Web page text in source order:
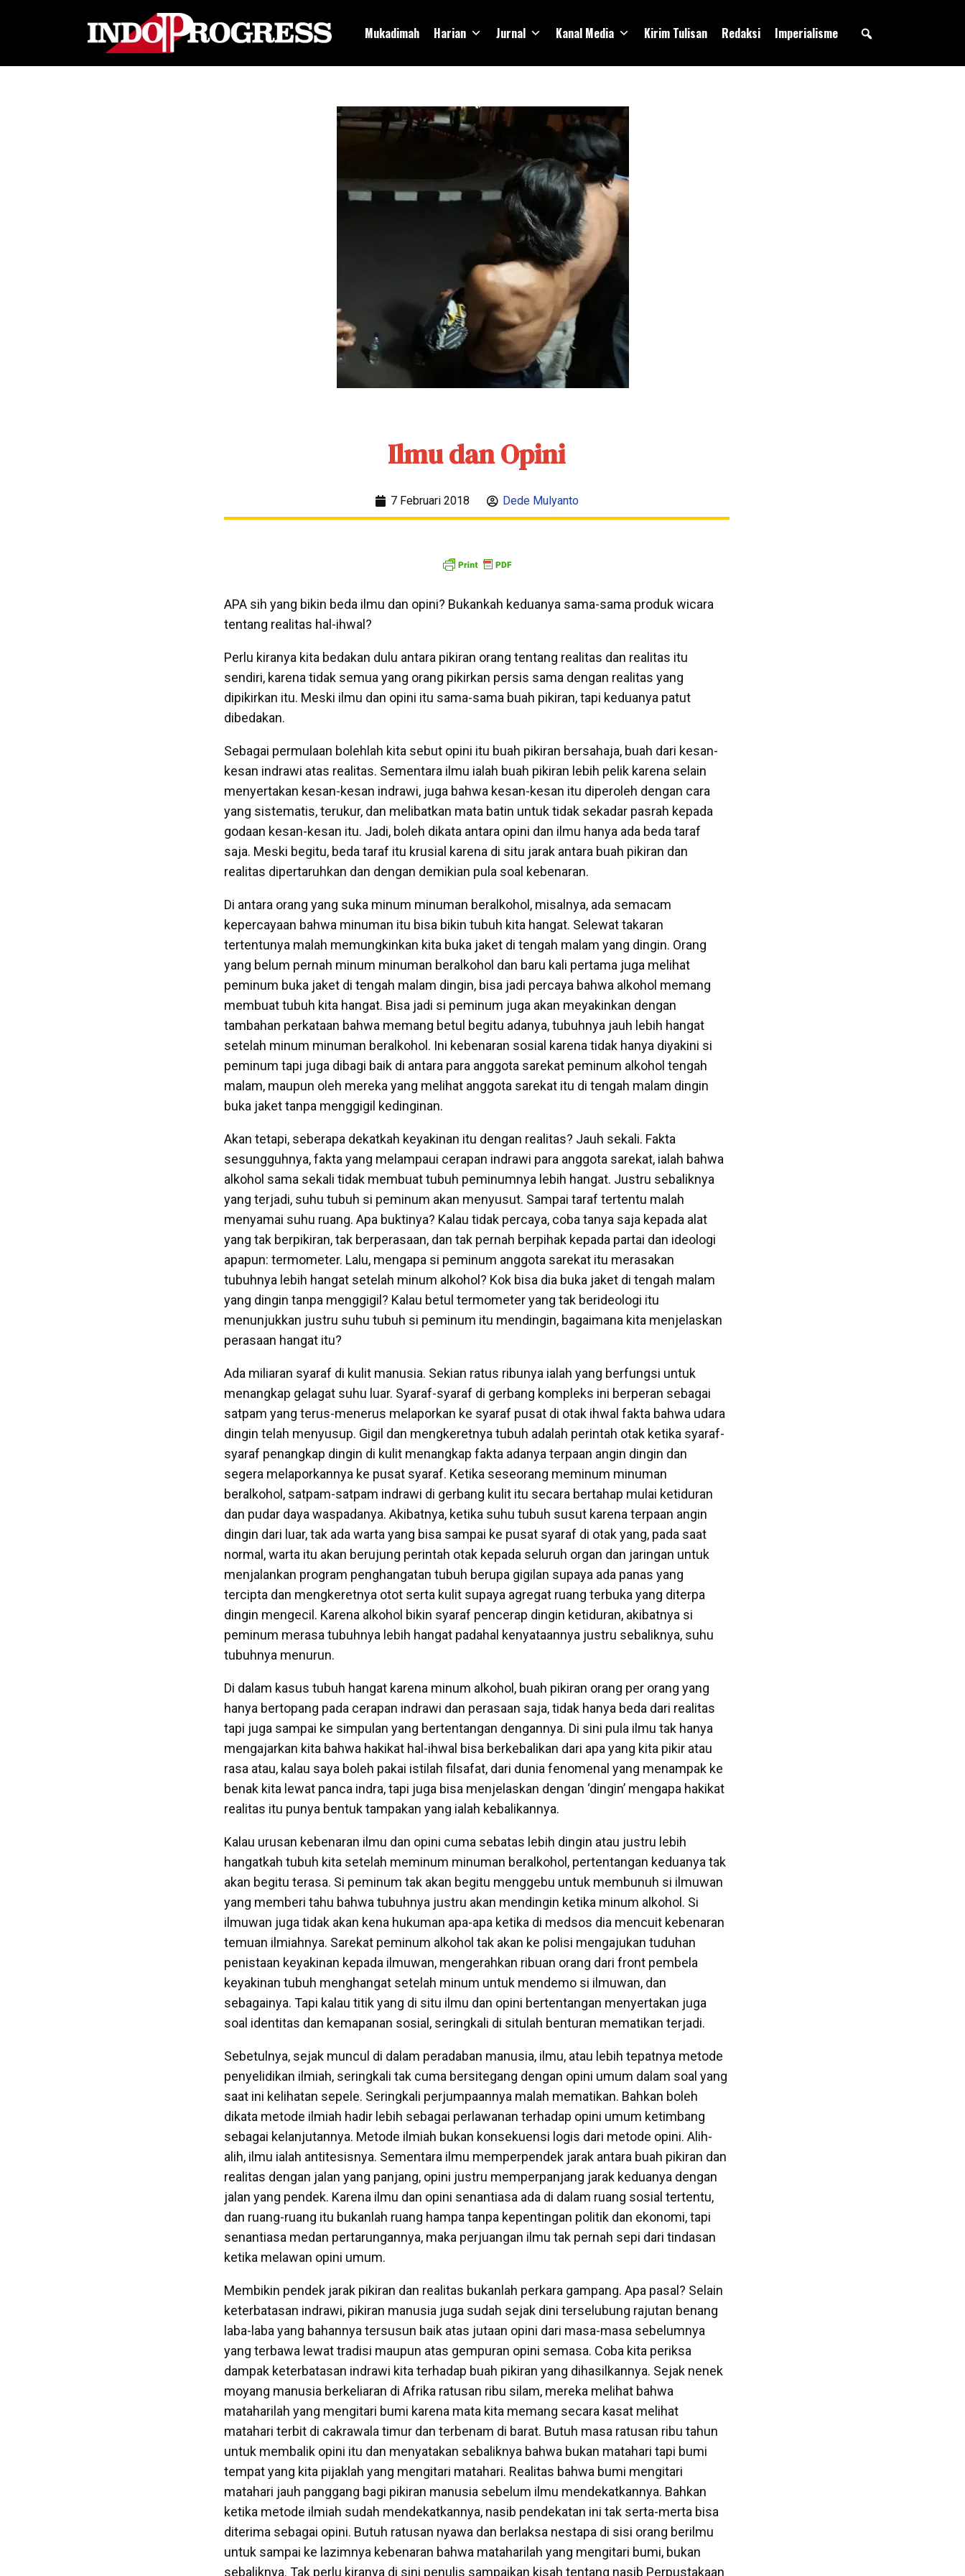
Mukadimah Harian Jurnal Kanal Media Kirim Tulisan Redaksi Imperialisme
Ilmu dan Opini
7 Februari 2018 Dede Mulyanto
APA sih yang bikin beda ilmu dan opini? Bukankah keduanya sama-sama produk wicara
tentang realitas hal-ihwal?
Perlu kiranya kita bedakan dulu antara pikiran orang tentang realitas dan realitas itu
sendiri, karena tidak semua yang orang pikirkan persis sama dengan realitas yang
dipikirkan itu. Meski ilmu dan opini itu sama-sama buah pikiran, tapi keduanya patut
dibedakan.
Sebagai permulaan bolehlah kita sebut opini itu buah pikiran bersahaja, buah dari kesan-
kesan indrawi atas realitas. Sementara ilmu ialah buah pikiran lebih pelik karena selain
menyertakan kesan-kesan indrawi, juga bahwa kesan-kesan itu diperoleh dengan cara
yang sistematis, terukur, dan melibatkan mata batin untuk tidak sekadar pasrah kepada
godaan kesan-kesan itu. Jadi, boleh dikata antara opini dan ilmu hanya ada beda taraf
saja. Meski begitu, beda taraf itu krusial karena di situ jarak antara buah pikiran dan
realitas dipertaruhkan dan dengan demikian pula soal kebenaran.
Di antara orang yang suka minum minuman beralkohol, misalnya, ada semacam
kepercayaan bahwa minuman itu bisa bikin tubuh kita hangat. Selewat takaran
tertentunya malah memungkinkan kita buka jaket di tengah malam yang dingin. Orang
yang belum pernah minum minuman beralkohol dan baru kali pertama juga melihat
peminum buka jaket di tengah malam dingin, bisa jadi percaya bahwa alkohol memang
membuat tubuh kita hangat. Bisa jadi si peminum juga akan meyakinkan dengan
tambahan perkataan bahwa memang betul begitu adanya, tubuhnya jauh lebih hangat
setelah minum minuman beralkohol. Ini kebenaran sosial karena tidak hanya diyakini si
peminum tapi juga dibagi baik di antara para anggota sarekat peminum alkohol tengah
malam, maupun oleh mereka yang melihat anggota sarekat itu di tengah malam dingin
buka jaket tanpa menggigil kedinginan.
Akan tetapi, seberapa dekatkah keyakinan itu dengan realitas? Jauh sekali. Fakta
sesungguhnya, fakta yang melampaui cerapan indrawi para anggota sarekat, ialah bahwa
alkohol sama sekali tidak membuat tubuh peminumnya lebih hangat. Justru sebaliknya
yang terjadi, suhu tubuh si peminum akan menyusut. Sampai taraf tertentu malah
menyamai suhu ruang. Apa buktinya? Kalau tidak percaya, coba tanya saja kepada alat
yang tak berpikiran, tak berperasaan, dan tak pernah berpihak kepada partai dan ideologi
apapun: termometer. Lalu, mengapa si peminum anggota sarekat itu merasakan
tubuhnya lebih hangat setelah minum alkohol? Kok bisa dia buka jaket di tengah malam
yang dingin tanpa menggigil? Kalau betul termometer yang tak berideologi itu
menunjukkan justru suhu tubuh si peminum itu mendingin, bagaimana kita menjelaskan
perasaan hangat itu?
Ada miliaran syaraf di kulit manusia. Sekian ratus ribunya ialah yang berfungsi untuk
menangkap gelagat suhu luar. Syaraf-syaraf di gerbang kompleks ini berperan sebagai
satpam yang terus-menerus melaporkan ke syaraf pusat di otak ihwal fakta bahwa udara
dingin telah menyusup. Gigil dan mengkeretnya tubuh adalah perintah otak ketika syaraf-
syaraf penangkap dingin di kulit menangkap fakta adanya terpaan angin dingin dan
segera melaporkannya ke pusat syaraf. Ketika seseorang meminum minuman
beralkohol, satpam-satpam indrawi di gerbang kulit itu secara bertahap mulai ketiduran
dan pudar daya waspadanya. Akibatnya, ketika suhu tubuh susut karena terpaan angin
dingin dari luar, tak ada warta yang bisa sampai ke pusat syaraf di otak yang, pada saat
normal, warta itu akan berujung perintah otak kepada seluruh organ dan jaringan untuk
menjalankan program penghangatan tubuh berupa gigilan supaya ada panas yang
tercipta dan mengkeretnya otot serta kulit supaya agregat ruang terbuka yang diterpa
dingin mengecil. Karena alkohol bikin syaraf pencerap dingin ketiduran, akibatnya si
peminum merasa tubuhnya lebih hangat padahal kenyataannya justru sebaliknya, suhu
tubuhnya menurun.
Di dalam kasus tubuh hangat karena minum alkohol, buah pikiran orang per orang yang
hanya bertopang pada cerapan indrawi dan perasaan saja, tidak hanya beda dari realitas
tapi juga sampai ke simpulan yang bertentangan dengannya. Di sini pula ilmu tak hanya
mengajarkan kita bahwa hakikat hal-ihwal bisa berkebalikan dari apa yang kita pikir atau
rasa atau, kalau saya boleh pakai istilah filsafat, dari dunia fenomenal yang menampak ke
benak kita lewat panca indra, tapi juga bisa menjelaskan dengan ‘dingin’ mengapa hakikat
realitas itu punya bentuk tampakan yang ialah kebalikannya.
Kalau urusan kebenaran ilmu dan opini cuma sebatas lebih dingin atau justru lebih
hangatkah tubuh kita setelah meminum minuman beralkohol, pertentangan keduanya tak
akan begitu terasa. Si peminum tak akan begitu menggebu untuk membunuh si ilmuwan
yang memberi tahu bahwa tubuhnya justru akan mendingin ketika minum alkohol. Si
ilmuwan juga tidak akan kena hukuman apa-apa ketika di medsos dia mencuit kebenaran
temuan ilmiahnya. Sarekat peminum alkohol tak akan ke polisi mengajukan tuduhan
penistaan keyakinan kepada ilmuwan, mengerahkan ribuan orang dari front pembela
keyakinan tubuh menghangat setelah minum untuk mendemo si ilmuwan, dan
sebagainya. Tapi kalau titik yang di situ ilmu dan opini bertentangan menyertakan juga
soal identitas dan kemapanan sosial, seringkali di situlah benturan mematikan terjadi.
Sebetulnya, sejak muncul di dalam peradaban manusia, ilmu, atau lebih tepatnya metode
penyelidikan ilmiah, seringkali tak cuma bersitegang dengan opini umum dalam soal yang
saat ini kelihatan sepele. Seringkali perjumpaannya malah mematikan. Bahkan boleh
dikata metode ilmiah hadir lebih sebagai perlawanan terhadap opini umum ketimbang
sebagai kelanjutannya. Metode ilmiah bukan konsekuensi logis dari metode opini. Alih-
alih, ilmu ialah antitesisnya. Sementara ilmu memperpendek jarak antara buah pikiran dan
realitas dengan jalan yang panjang, opini justru memperpanjang jarak keduanya dengan
jalan yang pendek. Karena ilmu dan opini senantiasa ada di dalam ruang sosial tertentu,
dan ruang-ruang itu bukanlah ruang hampa tanpa kepentingan politik dan ekonomi, tapi
senantiasa medan pertarungannya, maka perjuangan ilmu tak pernah sepi dari tindasan
ketika melawan opini umum.
Membikin pendek jarak pikiran dan realitas bukanlah perkara gampang. Apa pasal? Selain
keterbatasan indrawi, pikiran manusia juga sudah sejak dini terselubung rajutan benang
laba-laba yang bahannya tersusun baik atas jutaan opini dari masa-masa sebelumnya
yang terbawa lewat tradisi maupun atas gempuran opini semasa. Coba kita periksa
dampak keterbatasan indrawi kita terhadap buah pikiran yang dihasilkannya. Sejak nenek
moyang manusia berkeliaran di Afrika ratusan ribu silam, mereka melihat bahwa
mataharilah yang mengitari bumi karena mata kita memang secara kasat melihat
matahari terbit di cakrawala timur dan terbenam di barat. Butuh masa ratusan ribu tahun
untuk membalik opini itu dan menyatakan sebaliknya bahwa bukan matahari tapi bumi
tempat yang kita pijaklah yang mengitari matahari. Realitas bahwa bumi mengitari
matahari jauh panggang bagi pikiran manusia sebelum ilmu mendekatkannya. Bahkan
ketika metode ilmiah sudah mendekatkannya, nasib pendekatan ini tak serta-merta bisa
diterima sebagai opini. Butuh ratusan nyawa dan berlaksa nestapa di sisi orang berilmu
untuk sampai ke lazimnya kebenaran bahwa mataharilah yang mengitari bumi, bukan
sebaliknya. Tak perlu kiranya di sini penulis sampaikan kisah tentang nasib Perpustakaan